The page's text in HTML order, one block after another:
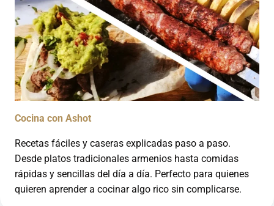
Cocina con Ashot
Recetas fáciles y caseras explicadas paso a paso.
Desde platos tradicionales armenios hasta comidas
rápidas y sencillas del día a día. Perfecto para quienes
quieren aprender a cocinar algo rico sin complicarse.